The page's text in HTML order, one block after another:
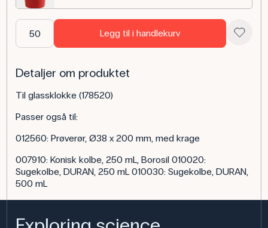
32 mm
41 mm
13 mm
Legg til i handlekurv
Detaljer om produktet
Til glassklokke (178520)
Passer også til:
012560: Prøverør, Ø38 x 200 mm, med krage
007910: Konisk kolbe, 250 mL, Borosil 010020:
Sugekolbe, DURAN, 250 mL 010030: Sugekolbe, DURAN,
500 mL